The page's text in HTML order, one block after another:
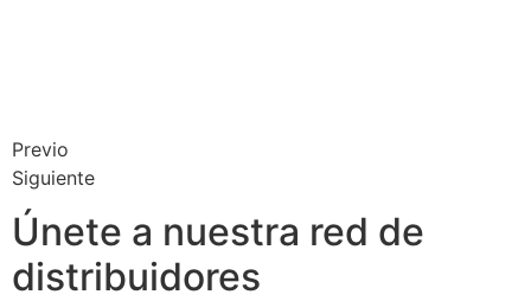
Previo
Siguiente
Únete a nuestra red de
distribuidores